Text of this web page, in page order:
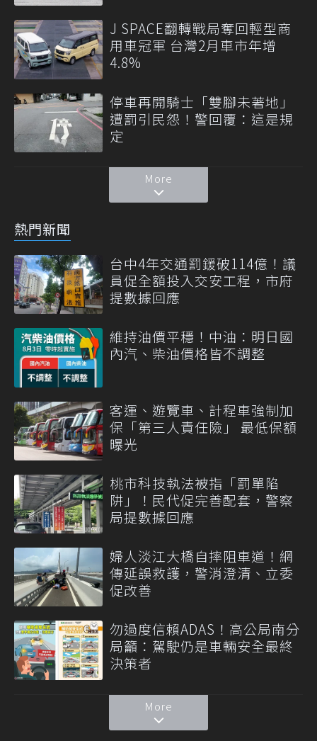
J SPACE翻轉戰局奪回輕型商
用車冠軍 台灣2月車市年增
4.8%
停車再開騎士「雙腳未著地」
遭罰引民怨！警回覆：這是規
定
More
熱門新聞
台中4年交通罰鍰破114億！議
員促全額投入交安工程，市府
提數據回應
維持油價平穩！中油：明日國
內汽、柴油價格皆不調整
客運、遊覽車、計程車強制加
保「第三人責任險」 最低保額
曝光
桃市科技執法被指「罰單陷
阱」！民代促完善配套，警察
局提數據回應
婦人淡江大橋自摔阻車道！網
傳延誤救護，警消澄清、立委
促改善
勿過度信賴ADAS！高公局南分
局籲：駕駛仍是車輛安全最終
決策者
More